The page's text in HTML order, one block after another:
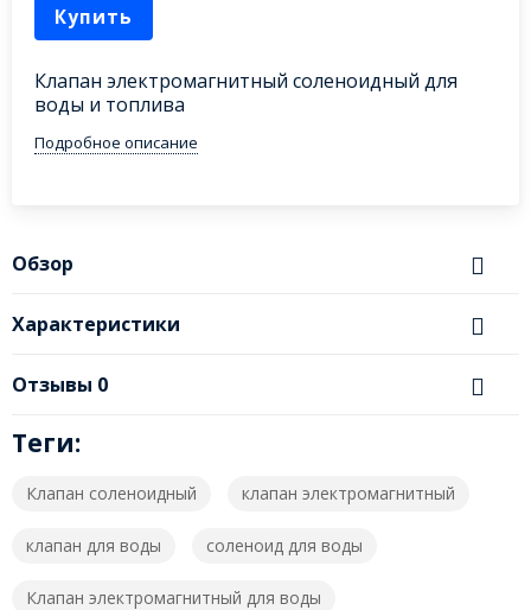
Купить
Клапан электромагнитный соленоидный для
воды и топлива
Подробное описание
Обзор
Характеристики
Отзывы 0
Теги:
Клапан соленоидный клапан электромагнитный
клапан для воды соленоид для воды
Клапан электромагнитный для воды